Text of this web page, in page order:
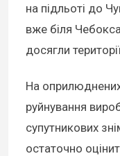
на підльоті до
вже біля
досягли
На
руйнування
супутникових
остаточно